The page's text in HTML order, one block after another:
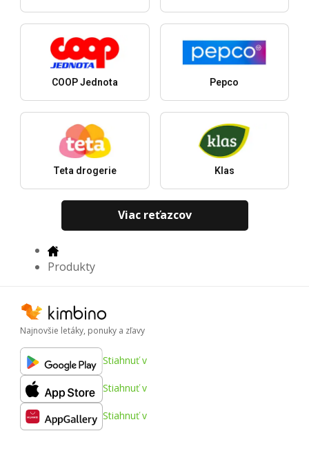
COOP Jednota Pepco
Teta drogerie Klas
Viac reťazcov
Produkty
Najnovšie letáky, ponuky a zľavy
Stiahnuť v
Stiahnuť v
Stiahnuť v